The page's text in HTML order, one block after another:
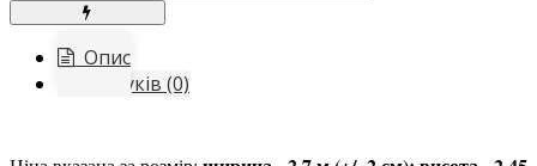
Опис
Відгуків (0)